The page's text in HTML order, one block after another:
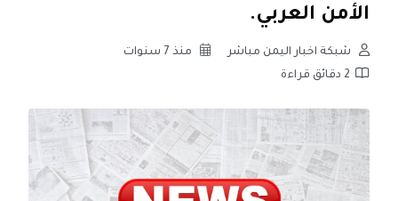
الأمن العربي.
شبكة اخبار اليمن مباشر
منذ 7 سنوات
2 دقائق قراءة